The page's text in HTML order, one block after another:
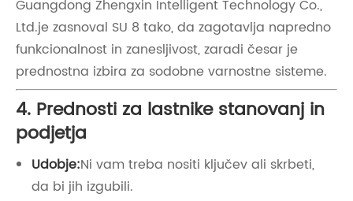
Guangdong Zhengxin Intelligent Technology Co.,
Ltd.je zasnoval SU 8 tako, da zagotavlja napredno
funkcionalnost in zanesljivost, zaradi česar je
prednostna izbira za sodobne varnostne sisteme.
4. Prednosti za lastnike stanovanj in
podjetja
Udobje:Ni vam treba nositi ključev ali skrbeti,
da bi jih izgubili.